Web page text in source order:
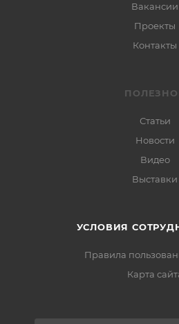
Вакансии
Проекты
Контакты
Статьи
Новости
Видео
Выставки
УСЛОВИЯ
Правила
Карта